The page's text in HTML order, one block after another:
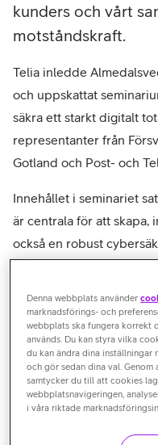
kunders och vårt
motståndskraft.
Telia inledde
och uppskattat
säkra ett starkt digitalt
representanter från
Gotland och Post- och
Innehållet i seminariet
är centrala för att skapa,
också en robust
länkar, och
Vi behöver öka
säkerhetskultur. Det
men vi skall heller
i.
Vi behöver jobba
förbereda oss för
Denna webbplats använder
marknadsförings- och
webbplats ska fungera korrekt
används. Du kan styra vilka
du kan ändra dina inställningar
och gör sedan dina val. Genom
samtycker du till att cookies
webbplatsnavigeringen,
i våra riktade